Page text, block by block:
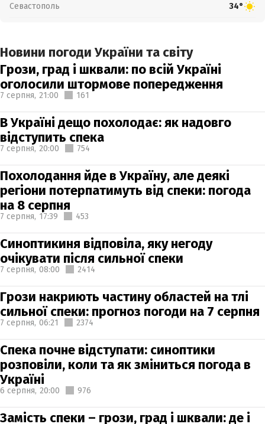
Севастополь 34°
Новини погоди України та світу
Грози, град і шквали: по всій Україні
оголосили штормове попередження
7 серпня, 21:00 161
В Україні дещо похолодає: як надовго
відступить спека
7 серпня, 20:00 754
Похолодання йде в Україну, але деякі
регіони потерпатимуть від спеки: погода
на 8 серпня
7 серпня, 17:39 453
Синоптикиня відповіла, яку негоду
очікувати після сильної спеки
7 серпня, 08:00 2414
Грози накриють частину областей на тлі
сильної спеки: прогноз погоди на 7 серпня
7 серпня, 06:21 2374
Спека почне відступати: синоптики
розповіли, коли та як зміниться погода в
Україні
6 серпня, 20:00 976
Замість спеки – грози, град і шквали: де і